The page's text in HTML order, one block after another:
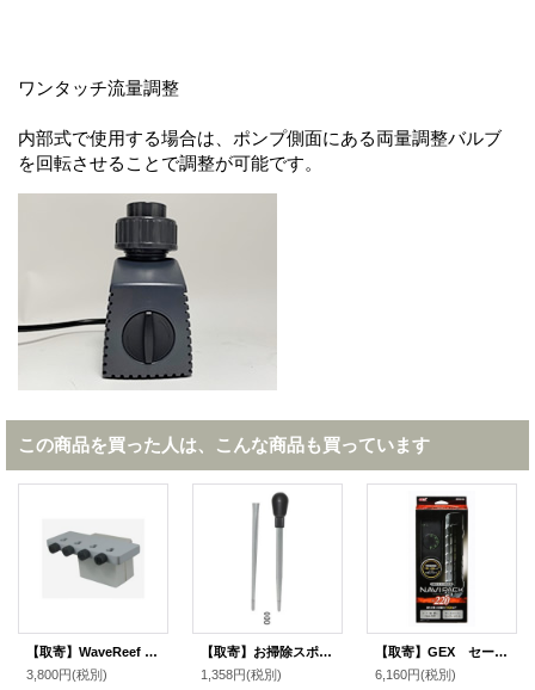
ワンタッチ流量調整
内部式で使用する場合は、ポンプ側面にある両量調整バルブ
を回転させることで調整が可能です。
この商品を買った人は、こんな商品も買っています
【取寄】WaveReef チューブホルダー4 マグネット ホワイト
3,800円(税別)
【取寄】お掃除スポイト
1,358円(税別)
【取寄】GEX セーフカバーナビパックＳＨ２２０
6,160円(税別)